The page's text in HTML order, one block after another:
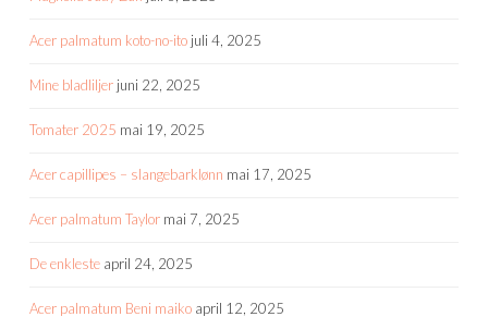
Acer palmatum koto-no-ito juli 4, 2025
Mine bladliljer juni 22, 2025
Tomater 2025 mai 19, 2025
Acer capillipes – slangebarklønn mai 17, 2025
Acer palmatum Taylor mai 7, 2025
De enkleste april 24, 2025
Acer palmatum Beni maiko april 12, 2025